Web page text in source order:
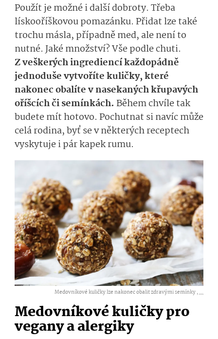
Použít je možné i další dobroty. Třeba
lískooříškovou pomazánku. Přidat lze také
trochu másla, případně med, ale není to
nutné. Jaké množství? Vše podle chuti.
Z veškerých ingrediencí každopádně
jednoduše vytvoříte kuličky, které
nakonec obalíte v nasekaných křupavých
oříšcích či semínkách. Během chvíle tak
budete mít hotovo. Pochutnat si navíc může
celá rodina, byť se v některých receptech
vyskytuje i pár kapek rumu.
Medovníkové kuličky lze nakonec obalit zdravými semínky ,...
Medovníkové kuličky pro
vegany a alergiky